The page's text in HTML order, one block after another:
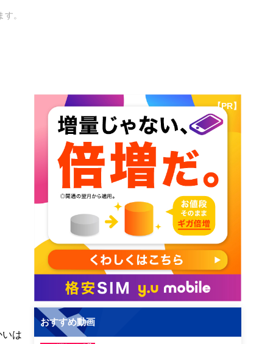
す。
いは
【PR】
おすすめ動画